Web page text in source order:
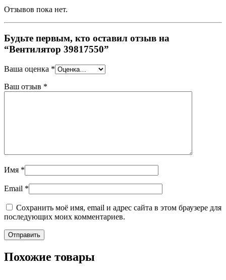
Отзывов пока нет.
Будьте первым, кто оставил отзыв на
“Вентилятор 39817550”
Ваша оценка *
Ваш отзыв *
Имя *
Email *
Сохранить моё имя, email и адрес сайта в этом браузере для
последующих моих комментариев.
Похожие товары